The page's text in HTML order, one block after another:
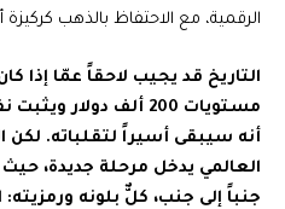
الرقمية، مع الاحتفاظ بالذهب كركيزة
التاريخ قد يجيب لاحقاً عمّا إذا
مستويات 200 ألف
أنه سيبقى أسيراً لتقلباته. لكن
العالمي يدخل مرحلة جديدة،
جنباً إلى جنب، كلٌّ بلونه ورمزيته: